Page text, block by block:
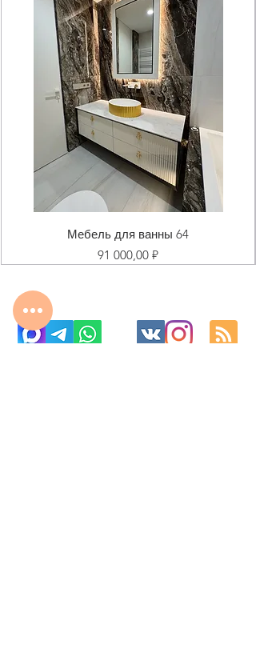
Мебель для ванны 64
Цена
91 000,00 ₽